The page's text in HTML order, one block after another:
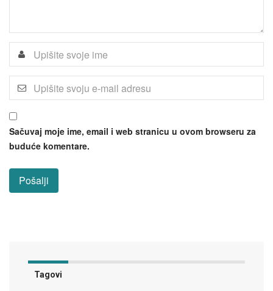
Sačuvaj moje ime, email i web stranicu u ovom browseru za
buduće komentare.
Tagovi